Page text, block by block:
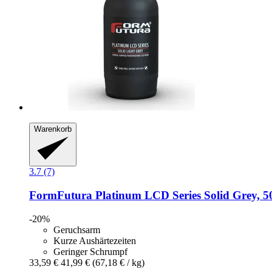
Warenkorb
3.7 (7)
FormFutura Platinum LCD Series Solid Grey,
-20%
Geruchsarm
Kurze Aushärtezeiten
Geringer Schrumpf
33,59 € 41,99 € (67,18 € / kg)